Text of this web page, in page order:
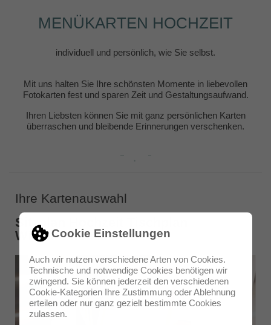
Cookie Einstellungen
Auch wir nutzen verschiedene Arten von Cookies.
Technische und notwendige Cookies benötigen wir
zwingend. Sie können jederzeit den verschiedenen
Cookie-Kategorien Ihre Zustimmung oder Ablehnung
erteilen oder nur ganz gezielt bestimmte Cookies
zulassen.
MENÜKARTEN HOCHZEIT
individuell und persönlich, wie Sie selbst.
Mit uns halten Sie Ihre schönsten Momente in liebevollen
Fotokarten fest und sparen Zeit und Gestaltungsaufwand.
Ihren Liebsten können Sie mit ganz persönlichen Karten
überraschen und bleibende Erinnerungen verschenken.
Ihre Kartenauswahl
Sitzplan Hochzeit Tischplan
Willkommensschild